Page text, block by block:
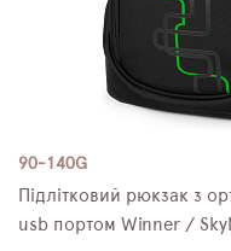
90-140G
Підлітковий рюкзак з
usb портом Winner /